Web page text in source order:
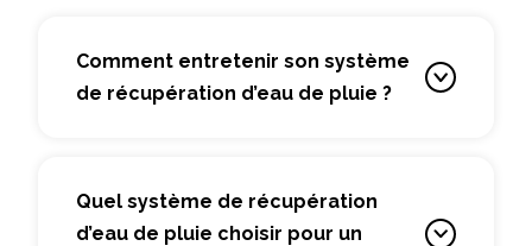
Comment entretenir son système
de récupération d’eau de pluie ?
Quel système de récupération
d’eau de pluie choisir pour un